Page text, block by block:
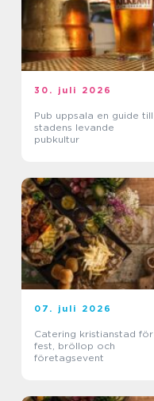
30. juli 2026
Pub uppsala en guide till
stadens levande
pubkultur
07. juli 2026
Catering kristianstad för
fest, bröllop och
företagsevent